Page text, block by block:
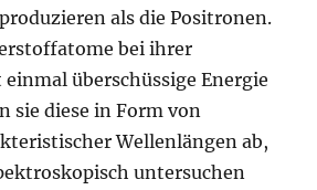
als die Positronen.
bei ihrer
überschüssige Energie
sie diese in Form von
Wellenlängen ab,
untersuchen